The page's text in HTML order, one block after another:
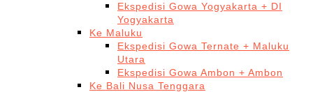
Ekspedisi Gowa Yogyakarta + DI
Yogyakarta
Ke Maluku
Ekspedisi Gowa Ternate + Maluku
Utara
Ekspedisi Gowa Ambon + Ambon
Ke Bali Nusa Tenggara